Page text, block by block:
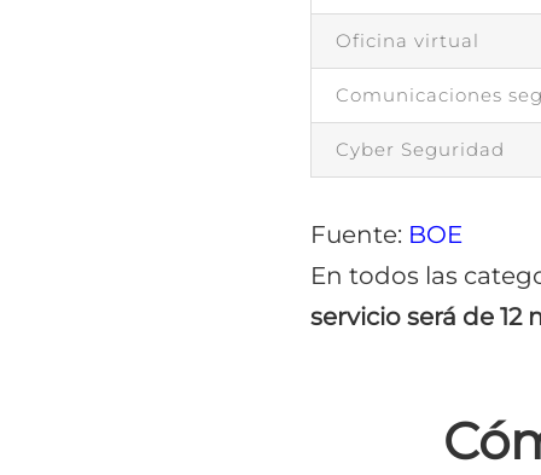
Oficina virtual
Comunicaciones
Cyber Seguridad
Fuente: BOE
En todos las
servicio será de 12